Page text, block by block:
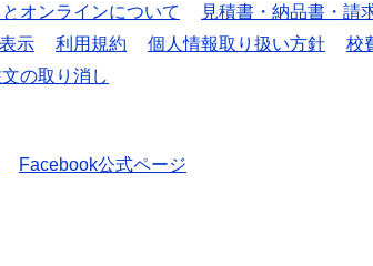
オンラインについて 見積書・納品書・請
示
利用規約 個人情報取り扱い方針 校
の取り消し
Facebook公式ページ